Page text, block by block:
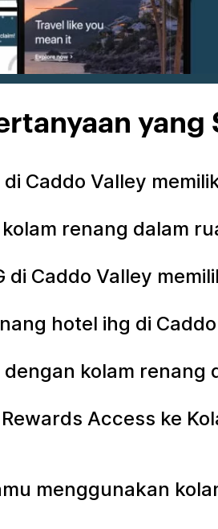
Caddo Valley
renang dalam
di Caddo Valley
hotel ihg di
kolam renang
Access ke
menggunakan